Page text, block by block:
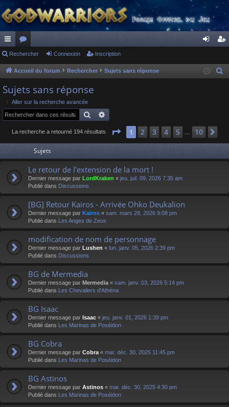
ac
co
ur
ci
s
or
u
s
ne cri
Rechercher Connexion Inscription
Accueil du forum Rechercher Sujets sans réponse
e
Sujets sans réponse
Aller sur la recherche avancée
Rechercher
La recherche a retourné 194 résultats Page 1sur 10
1 2 3 4 5 10
Sujets
Le retour de l'extension de la mort !
Dernier message par LordKraken « jeu. juil. 09, 2026 7:35 am
Publié dans Discussions
[BG] Retour Kaïros - Arrivée Ohko Deukalion
Dernier message par Kaïros « sam. mars 28, 2026 9:08 pm
Publié dans Les Anges de Zeus
modification de nom de personnage
Dernier message par Lushen « lun. janv. 05, 2026 2:39 pm
Publié dans Discussions
BG de Mermedia
Dernier message par Mermedia « sam. janv. 03, 2026 5:14 pm
Publié dans Les Chevaliers d'Athéna
BG Isaac
Dernier message par Isaac « jeu. janv. 01, 2026 1:39 pm
Publié dans Les Marinas de Poséidon
BG Cobra
Dernier message par Cobra « mar. déc. 30, 2025 11:45 pm
Publié dans Les Marinas de Poséidon
BG Astinos
Dernier message par Astinos « mar. déc. 30, 2025 4:30 pm
Publié dans Les Marinas de Poséidon